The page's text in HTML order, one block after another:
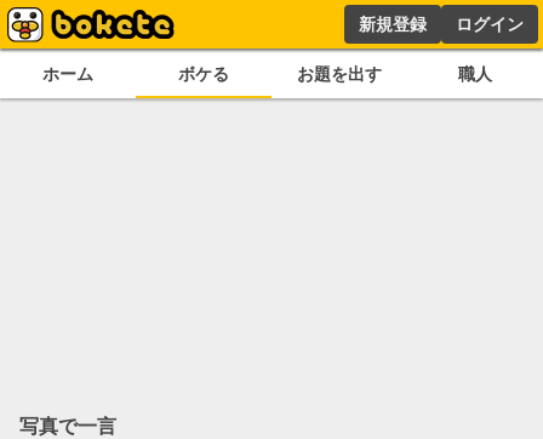
新規登録 ログイン
ホーム ボケる お題を出す 職人
写真で一言